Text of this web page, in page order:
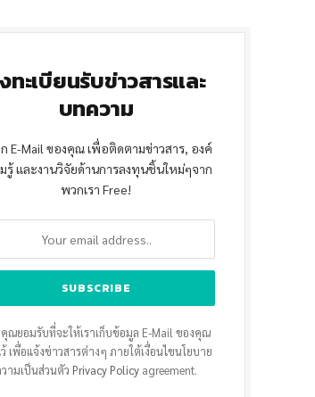
ทะเบียนรับข่าวสารและ
บทความ
E-Mail ของคุณ เพื่อติดตามข่าวสาร, องค์
รู้ และงานวิจัยด้านการลงทุนชิ้นใหม่ๆจาก
พวกเรา Free!
คุณยอมรับที่จะให้เราเก็บข้อมูล E-Mail ของคุณ
ว้ เพื่อแจ้งข่าวสารต่างๆ ภายใต้เงื่อนไขนโยบาย
ามเป็นส่วนตัว Privacy Policy agreement.